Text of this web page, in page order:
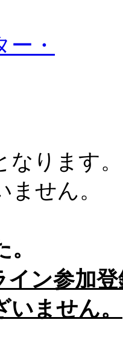
・
なります
ません。
ン参加
ません。